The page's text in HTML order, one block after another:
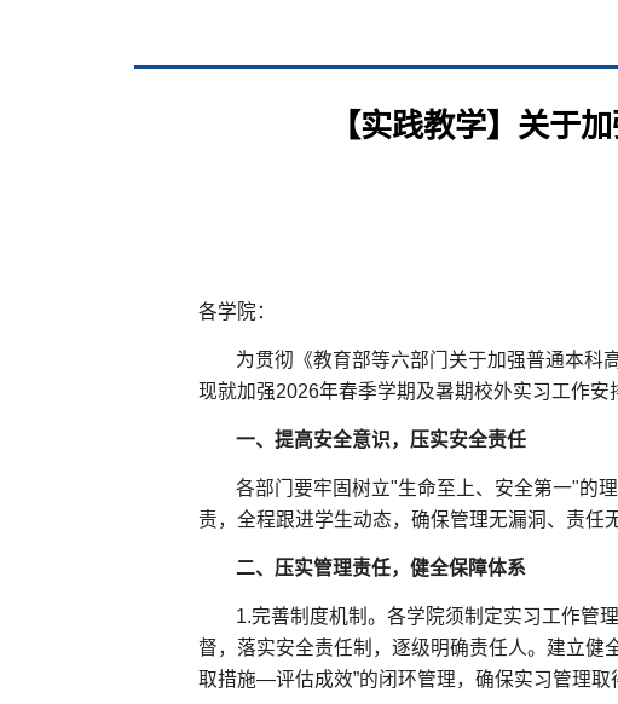
【实践教学】关于
各学院：
为贯彻《教育部等六部门关于加强普通本科
现就加强2026年春季学期及暑期校外实习工作安
一、提高安全意识，压实安全责任
各部门要牢固树立"生命至上、安全第一"的
责，全程跟进学生动态，确保管理无漏洞、责任
二、 压实管理责任，健全保障体系
1.完善制度机制。各学院须制定实习工作管
督，落实安全责任制，逐级明确责任人。建立
取措施—评估成效”的闭环管理，确保实习管理取